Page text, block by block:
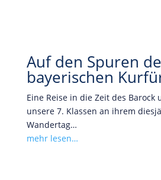
Auf den Spuren
bayerischen
Eine Reise in die Zeit des Barock
unsere 7. Klassen an ihrem
Wandertag…
mehr lesen…